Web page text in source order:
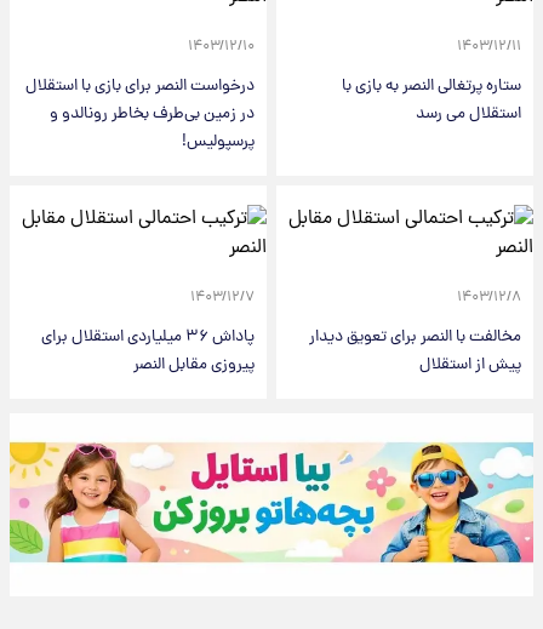
۱۴۰۳/۱۲/۱۱
ستاره پرتغالی النصر به بازی با
استقلال می رسد
۱۴۰۳/۱۲/۱۰
درخواست النصر برای بازی با استقلال
در زمین بی‌طرف بخاطر رونالدو و
پرسپولیس!
۱۴۰۳/۱۲/۸
مخالفت با النصر برای تعویق دیدار
پیش از استقلال
۱۴۰۳/۱۲/۷
پاداش ۳۶ میلیاردی استقلال برای
پیروزی مقابل النصر